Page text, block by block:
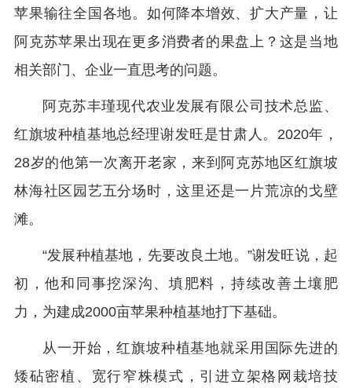
苹果输往全国各地。如何降本增效、扩大产量，让
阿克苏苹果出现在更多消费者的果盘上？这是当地
相关部门、企业一直思考的问题。
阿克苏丰瑾现代农业发展有限公司技术总监、
红旗坡种植基地总经理谢发旺是甘肃人。2020年，
28岁的他第一次离开老家，来到阿克苏地区红旗坡
林海社区园艺五分场时，这里还是一片荒凉的戈壁
滩。
“发展种植基地，先要改良土地。”谢发旺说，起
初，他和同事挖深沟、填肥料，持续改善土壤肥
力，为建成2000亩苹果种植基地打下基础。
从一开始，红旗坡种植基地就采用国际先进的
矮砧密植、宽行窄株模式，引进立架格网栽培技